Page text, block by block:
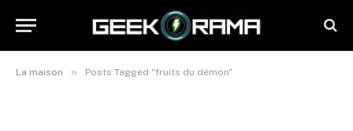
La maison » Posts Tagged "fruits du démon"